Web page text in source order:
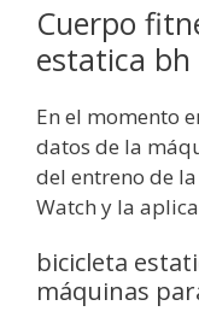
Cuerpo
estatica
En el momento
datos de la
del entreno de
Watch y la
bicicleta
máquinas